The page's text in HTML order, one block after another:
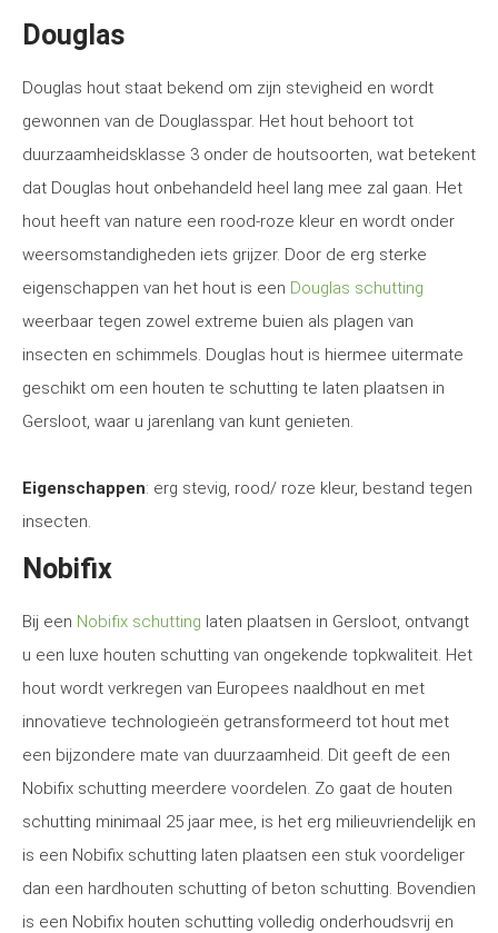
Douglas
Douglas hout staat bekend om zijn stevigheid en wordt
gewonnen van de Douglasspar. Het hout behoort tot
duurzaamheidsklasse 3 onder de houtsoorten, wat betekent
dat Douglas hout onbehandeld heel lang mee zal gaan. Het
hout heeft van nature een rood-roze kleur en wordt onder
weersomstandigheden iets grijzer. Door de erg sterke
eigenschappen van het hout is een Douglas schutting
weerbaar tegen zowel extreme buien als plagen van
insecten en schimmels. Douglas hout is hiermee uitermate
geschikt om een houten te schutting te laten plaatsen in
Gersloot, waar u jarenlang van kunt genieten.
Eigenschappen: erg stevig, rood/ roze kleur, bestand tegen
insecten.
Nobifix
Bij een Nobifix schutting laten plaatsen in Gersloot, ontvangt
u een luxe houten schutting van ongekende topkwaliteit. Het
hout wordt verkregen van Europees naaldhout en met
innovatieve technologieën getransformeerd tot hout met
een bijzondere mate van duurzaamheid. Dit geeft de een
Nobifix schutting meerdere voordelen. Zo gaat de houten
schutting minimaal 25 jaar mee, is het erg milieuvriendelijk en
is een Nobifix schutting laten plaatsen een stuk voordeliger
dan een hardhouten schutting of beton schutting. Bovendien
is een Nobifix houten schutting volledig onderhoudsvrij en